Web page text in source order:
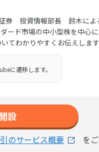
券 投資情報部長 鈴木によ
ード市場の中小型株を中心
てわかりやすくお伝えします
に遷移します。
設
のサービス概要 を